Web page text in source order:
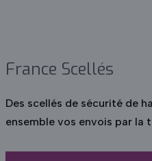
France Scellés
Des scellés de sécurité de
ensemble vos envois par la